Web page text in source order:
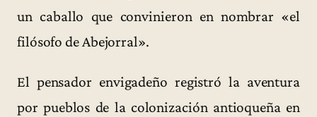
un caballo que convinieron en nombrar «el
filósofo de Abejorral».
El pensador envigadeño registró la aventura
por pueblos de la colonización antioqueña en